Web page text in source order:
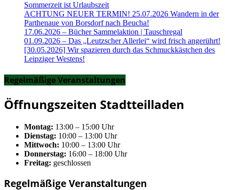
Sommerzeit ist Urlaubszeit
ACHTUNG NEUER TERMIN! 25.07.2026 Wandern in der
Parthenaue von Borsdorf nach Beucha!
17.06.2026 – Bücher Sammelaktion | Tauschregal
01.09.2026 – Das „Leutzscher Allerlei“ wird frisch angerührt!
[30.05.2026] Wir spazieren durch das Schmuckkästchen des
Leipziger Westens!
Regelmäßige Veranstaltungen
Öffnungszeiten Stadtteilladen
Montag: 13:00 – 15:00 Uhr
Dienstag: 10:00 – 13:00 Uhr
Mittwoch: 10:00 – 13:00 Uhr
Donnerstag: 16:00 – 18:00 Uhr
Freitag: geschlossen
Regelmäßige Veranstaltungen